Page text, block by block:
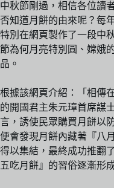
中秋節剛過，相信各位讀
否知道月餅的由來呢？每
特別在網頁製作了一段中
節為何月亮特別圓、嫦娥
品。
根據該網頁介紹：「相傳
的開國君主朱元璋首席謀
言，誘使民眾購買月餅以
便會發現月餅內藏著『八
得以集結，最終成功推翻
五吃月餅』的習俗逐漸形成